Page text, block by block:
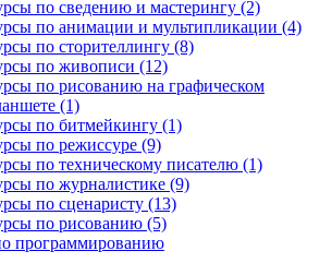
по сведению и мастерингу (2)
по анимации и мультипликации (4)
по сторителлингу (8)
по живописи (12)
по рисованию на графическом
(1)
по битмейкингу (1)
по режиссуре (9)
по техническому писателю (1)
по журналистике (9)
по сценаристу (13)
по рисованию (5)
программированию